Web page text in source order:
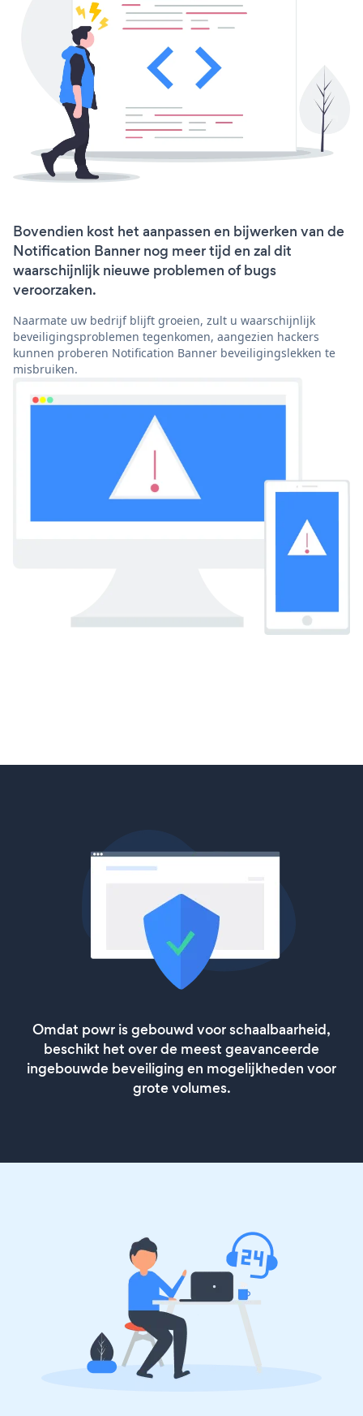
Bovendien kost het aanpassen en bijwerken van de
Notification Banner nog meer tijd en zal dit
waarschijnlijk nieuwe problemen of bugs
veroorzaken.
Naarmate uw bedrijf blijft groeien, zult u waarschijnlijk
beveiligingsproblemen tegenkomen, aangezien hackers
kunnen proberen Notification Banner beveiligingslekken te
misbruiken.
Omdat powr is gebouwd voor schaalbaarheid,
beschikt het over de meest geavanceerde
ingebouwde beveiliging en mogelijkheden voor
grote volumes.